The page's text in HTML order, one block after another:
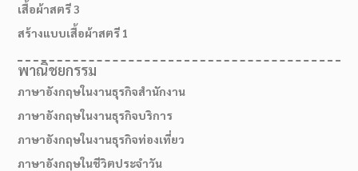
เสื้อผ้าสตรี 3
สร้างแบบเสื้อผ้าสตรี 1
พาณิชยกรรม
ภาษาอังกฤษในงานธุรกิจสำนักงาน
ภาษาอังกฤษในงานธุรกิจบริการ
ภาษาอังกฤษในงานธุรกิจท่องเที่ยว
ภาษาอังกฤษในชีวิตประจำวัน